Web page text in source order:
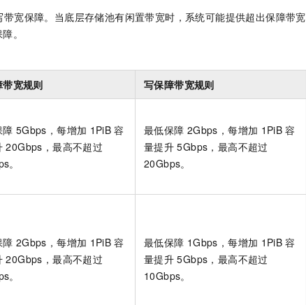
宽保障。当底层存储池有闲置带宽时，系统可能提供超出保障带宽
。
宽规则 写保障带宽规则
障 5Gbps，每增加 1PiB 容
20Gbps，最高不超过
。
最低保障 2Gbps，每增加 1PiB 容
量提升 5Gbps，最高不超过
20Gbps。
障 2Gbps，每增加 1PiB 容
20Gbps，最高不超过
。
最低保障 1Gbps，每增加 1PiB 容
量提升 5Gbps，最高不超过
10Gbps。